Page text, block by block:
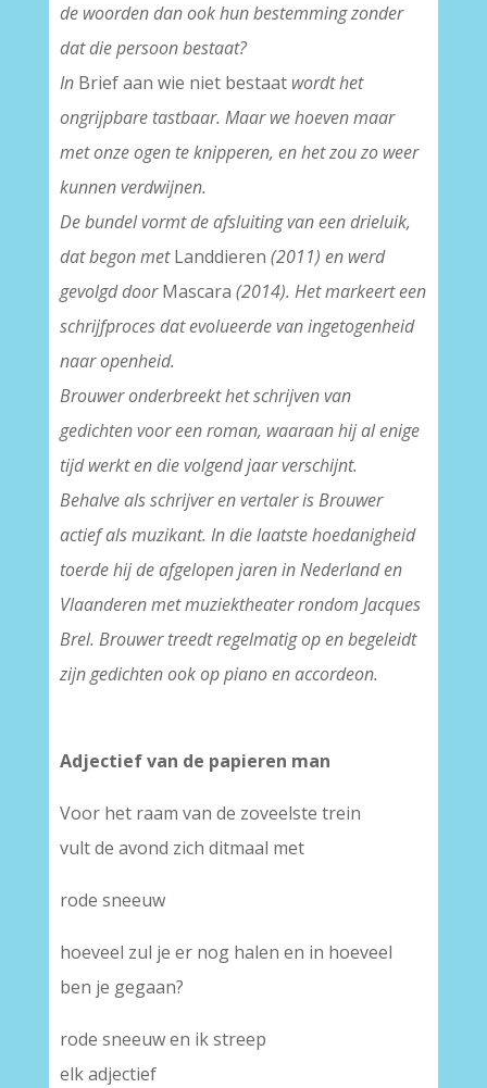
de woorden dan ook hun bestemming zonder
dat die persoon bestaat?
InBrief aan wie niet bestaat wordt het
ongrijpbare tastbaar. Maar we hoeven maar
met onze ogen te knipperen, en het zou zo weer
kunnen verdwijnen.
De bundel vormt de afsluiting van een drieluik,
dat begon metLanddieren (2011) en werd
gevolgd doorMascara (2014). Het markeert een
schrijfproces dat evolueerde van ingetogenheid
naar openheid.
Brouwer onderbreekt het schrijven van
gedichten voor een roman, waaraan hij al enige
tijd werkt en die volgend jaar verschijnt.
Behalve als schrijver en vertaler is Brouwer
actief als muzikant. In die laatste hoedanigheid
toerde hij de afgelopen jaren in Nederland en
Vlaanderen met muziektheater rondom Jacques
Brel. Brouwer treedt regelmatig op en begeleidt
zijn gedichten ook op piano en accordeon.
Adjectief van de papieren man
Voor het raam van de zoveelste trein
vult de avond zich ditmaal met
rode sneeuw
hoeveel zul je er nog halen en in hoeveel
ben je gegaan?
rode sneeuw en ik streep
elk adjectief